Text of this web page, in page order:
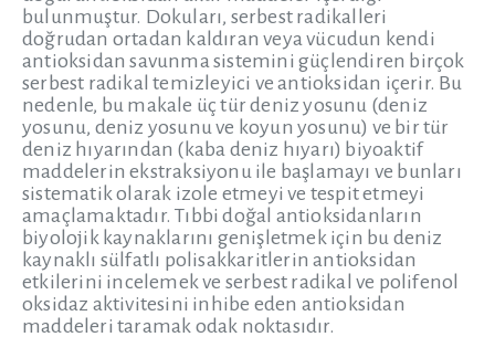
bulunmuştur. Dokuları, serbest radikalleri
doğrudan ortadan kaldıran veya vücudun kendi
antioksidan savunma sistemini güçlendiren birçok
serbest radikal temizleyici ve antioksidan içerir. Bu
nedenle, bu makale üç tür deniz yosunu (deniz
yosunu, deniz yosunu ve koyun yosunu) ve bir tür
deniz hıyarından (kaba deniz hıyarı) biyoaktif
maddelerin ekstraksiyonu ile başlamayı ve bunları
sistematik olarak izole etmeyi ve tespit etmeyi
amaçlamaktadır. Tıbbi doğal antioksidanların
biyolojik kaynaklarını genişletmek için bu deniz
kaynaklı sülfatlı polisakkaritlerin antioksidan
etkilerini incelemek ve serbest radikal ve polifenol
oksidaz aktivitesini inhibe eden antioksidan
maddeleri taramak odak noktasıdır.